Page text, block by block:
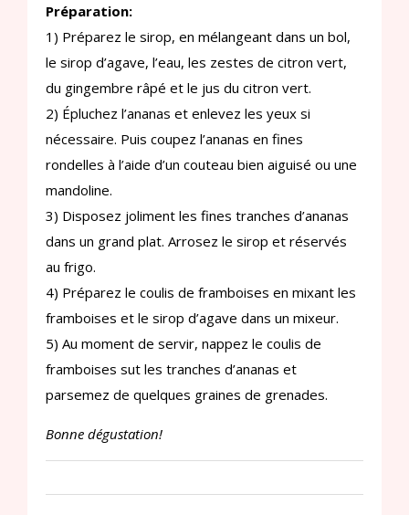
Préparation:
1) Préparez le sirop, en mélangeant dans un bol,
le sirop d’agave, l’eau, les zestes de citron vert,
du gingembre râpé et le jus du citron vert.
2) Épluchez l’ananas et enlevez les yeux si
nécessaire. Puis coupez l’ananas en fines
rondelles à l’aide d’un couteau bien aiguisé ou une
mandoline.
3) Disposez joliment les fines tranches d’ananas
dans un grand plat. Arrosez le sirop et réservés
au frigo.
4) Préparez le coulis de framboises en mixant les
framboises et le sirop d’agave dans un mixeur.
5) Au moment de servir, nappez le coulis de
framboises sut les tranches d’ananas et
parsemez de quelques graines de grenades.
Bonne dégustation!